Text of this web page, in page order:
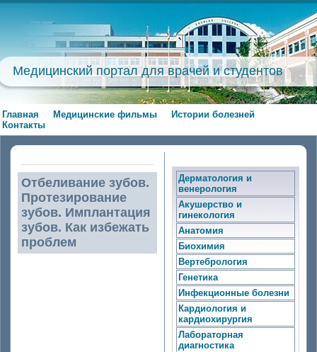
Медицинский портал для врачей и студентов
Главная Медицинские фильмы
Истории болезней
Контакты
Отбеливание зубов.
Протезирование
зубов. Имплантация
зубов. Как избежать
проблем
Дерматология и
венерология
Акушерство и
гинекология
Анатомия
Биохимия
Вертебрология
Генетика
Инфекционные болезни
Кардиология и
кардиохирургия
Лабораторная
диагностика